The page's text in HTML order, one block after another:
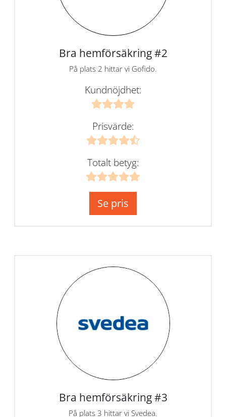
Bra hemförsäkring #2
På plats 2 hittar vi Gofido.
Kundnöjdhet:
Prisvärde:
Totalt betyg:
Se pris
Bra hemförsäkring #3
På plats 3 hittar vi Svedea.